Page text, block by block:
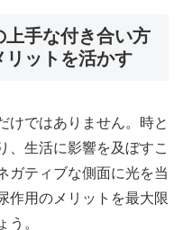
上手な付き合い方
リットを活かす
けではありません。時と
、生活に影響を及ぼすこ
ガティブな側面に光を当
作用のメリットを最大限
う。